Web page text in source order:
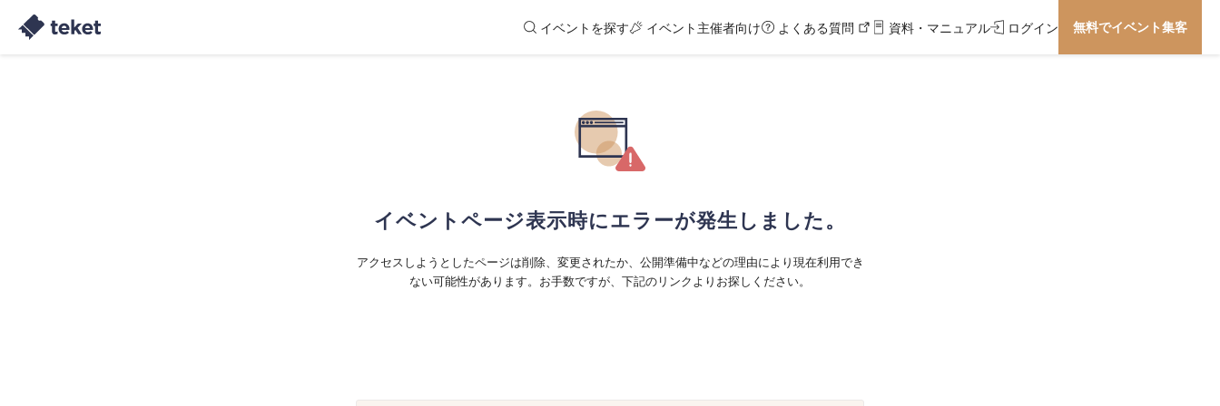
イベントを探す イベント主催者向け よくある質問 資料・マニュアル ログイン 無料でイベント集客
イベントページ表示時にエラーが発生しました。
アクセスしようとしたページは削除、変更されたか、公開準備中などの理由により現在利用でき
ない可能性があります。お手数ですが、下記のリンクよりお探しください。